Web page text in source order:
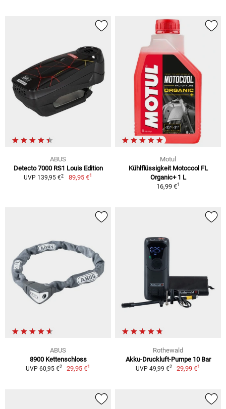
ABUS
Detecto 7000 RS1 Louis Edition
UVP 139,95 €2 89,95 €1
Motul
Kühlflüssigkeit Motocool FL
Organic+ 1 L
16,99 €1
ABUS
8900 Kettenschloss
UVP 60,95 €2 29,95 €1
Rothewald
Akku-Druckluft-Pumpe 10 Bar
UVP 49,99 €2 29,99 €1